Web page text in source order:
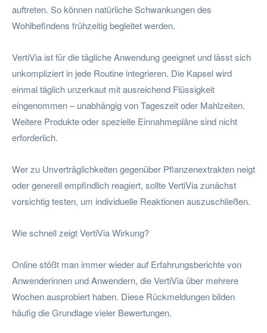
auftreten. So können natürliche Schwankungen des
Wohlbefindens frühzeitig begleitet werden.
VertiVia ist für die tägliche Anwendung geeignet und lässt sich
unkompliziert in jede Routine integrieren. Die Kapsel wird
einmal täglich unzerkaut mit ausreichend Flüssigkeit
eingenommen – unabhängig von Tageszeit oder Mahlzeiten.
Weitere Produkte oder spezielle Einnahmepläne sind nicht
erforderlich.
Wer zu Unverträglichkeiten gegenüber Pflanzenextrakten neigt
oder generell empfindlich reagiert, sollte VertiVia zunächst
vorsichtig testen, um individuelle Reaktionen auszuschließen.
Wie schnell zeigt VertiVia Wirkung?
Online stößt man immer wieder auf Erfahrungsberichte von
Anwenderinnen und Anwendern, die VertiVia über mehrere
Wochen ausprobiert haben. Diese Rückmeldungen bilden
häufig die Grundlage vieler Bewertungen.